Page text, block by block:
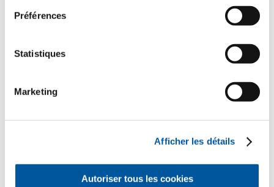
Préférences
Statistiques
Marketing
Afficher les détails
Autoriser tous les cookies